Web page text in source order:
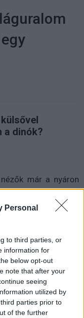
Personal
to third parties, or
information for
below opt-out
note that after your
seeing
utilized by
parties prior to
of the further
a dinók?
már a nyáron
a jövőre
amit nemrégiben
a 65 millió
nézőket,
gyakran kritikus
Egyet legalábbis